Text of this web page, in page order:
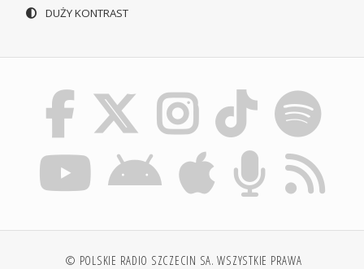
DUŻY KONTRAST
© POLSKIE RADIO SZCZECIN SA. WSZYSTKIE PRAWA